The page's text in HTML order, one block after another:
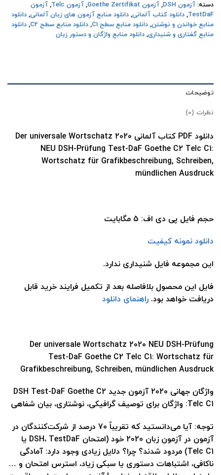
دسته: آزمون DSH , آزمون Goethe Zertifikat , آزمون Telc , آزمون
TestDaF
, دانلود کتاب آلمانی, دانلود منابع آزمون های زبان آلمانی, دانلود
منابع خواندن و نوشتن, دانلود منابع سطح C1 , دانلود منابع سطح C2 , دانلود
منابع گفتاری و شنیداری, دانلود منابع واژگان و دستور زبان
توضیحات
نظرات (0)
دانلود PDF کتاب آلمانی Der universale Wortschatz 2020
NEU DSH-Prüfung Test-DaF Goethe C2 Telc C1:
Wortschatz für Grafikbeschreibung, Schreiben,
mündlichen Ausdruck
حجم فایل پی دی اف: 5 مگابایت
دانلود نمونه کیفیت
این مجموعه فایل شنیداری ندارد.
فایل این محصول بلافاصله بعد از تکمیل فرایند خرید قابل
دریافت خواهد بود. راهنمای دانلود
Der universale Wortschatz 2020 NEU DSH-Prüfung
Test-DaF Goethe C2 Telc C1: Wortschatz für
Grafikbeschreibung, Schreiben, mündlichen Ausdruck
واژگان جهانی 2020 آزمون جدید DSH Test-DaF Goethe C2
Telc C1: واژگان برای توصیف گرافیکی، نوشتاری، بیان شفاهی
توجه: آیا می‌دانستید که تقریباً 70 درصد از شرکت‌کنندگان در
آزمون در آزمون زبان 2020 خود (امتحان DSH، TestDaF یا
Telc C1) مردود شدند؟ چرا؟ دلایل زیادی وجود دارد: آمادگی
ناکافی، اشتباهات دستوری یا سبکی زیاد، استرس امتحان و …